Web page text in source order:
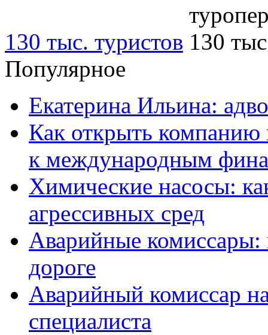
130 тыс. туристов
Популярное
Екатерина Ильина:
Как открыть компанию
к международным
Химические насосы:
агрессивных сред
Аварийные
дороге
Аварийный комиссар
специалиста